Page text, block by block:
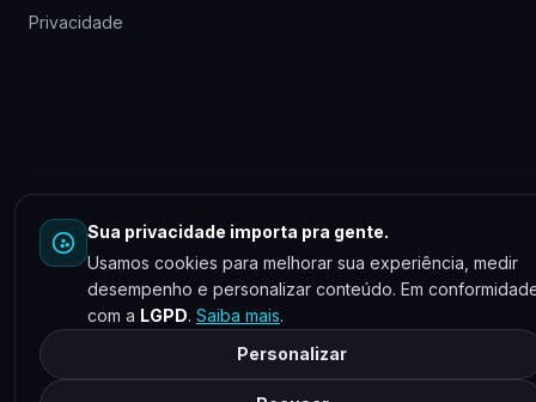
Privacidade
Sua privacidade importa pra gente.
Usamos cookies para melhorar sua experiência, medir
desempenho e personalizar conteúdo. Em
com a LGPD. Saiba mais.
Personalizar